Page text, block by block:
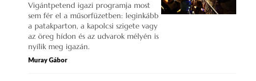
Vigántpetend igazi programja most
sem fér el a műsorfüzetben: leginkább
a patakparton, a kapolcsi szigete vagy
az öreg hídon és az udvarok mélyén is
nyílik meg igazán.
Muray Gábor